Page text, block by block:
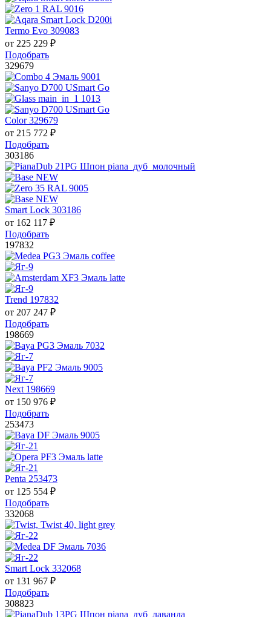
Termo Evo 309083
от 225 229 ₽
Подобрать
329679
Color 329679
от 215 772 ₽
Подобрать
303186
Smart Lock 303186
от 162 117 ₽
Подобрать
197832
Trend 197832
от 207 247 ₽
Подобрать
198669
Next 198669
от 150 976 ₽
Подобрать
253473
Penta 253473
от 125 554 ₽
Подобрать
332068
Smart Lock 332068
от 131 967 ₽
Подобрать
308823